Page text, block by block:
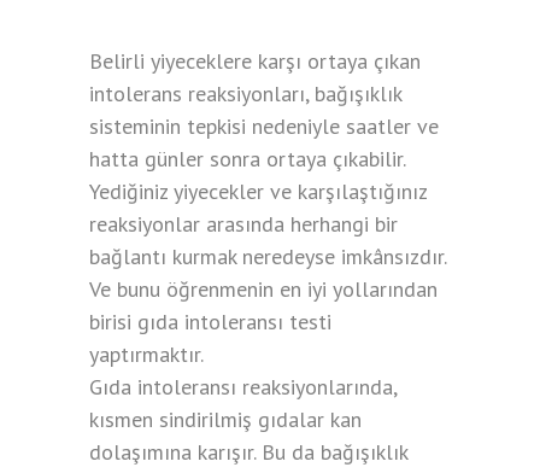
Belirli yiyeceklere karşı ortaya çıkan
intolerans reaksiyonları, bağışıklık
sisteminin tepkisi nedeniyle saatler ve
hatta günler sonra ortaya çıkabilir.
Yediğiniz yiyecekler ve karşılaştığınız
reaksiyonlar arasında herhangi bir
bağlantı kurmak neredeyse imkânsızdır.
Ve bunu öğrenmenin en iyi yollarından
birisi gıda intoleransı testi
yaptırmaktır.
Gıda intoleransı reaksiyonlarında,
kısmen sindirilmiş gıdalar kan
dolaşımına karışır. Bu da bağışıklık